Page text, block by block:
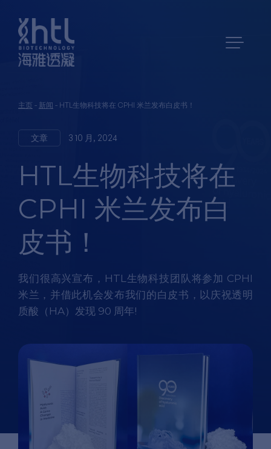
主页 - 新闻 - HTL生物科技将在 CPHI 米兰发布白皮书！
文章 3 10 月, 2024
HTL生物科技将在
CPHI 米兰发布白
皮书！
我们很高兴宣布，HTL生物科技团队将参加 CPHI
米兰，并借此机会发布我们的白皮书，以庆祝透明
质酸（HA）发现 90 周年!